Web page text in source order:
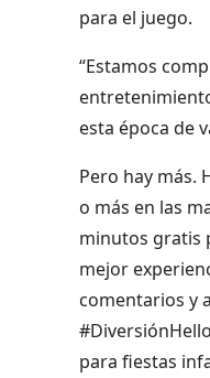
para el juego.
“Estamos
esta época de
Pero hay más.
o más en las
minutos gratis
mejor
comentarios y
para fiestas